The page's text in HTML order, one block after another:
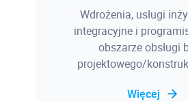
Wdrożenia, usługi
integracyjne i
obszarze obsługi
projektowego/
Więcej